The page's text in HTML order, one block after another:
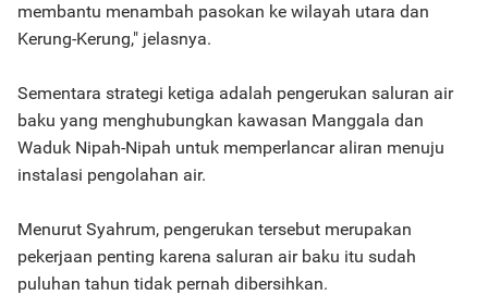
membantu menambah pasokan ke wilayah utara dan
Kerung-Kerung," jelasnya.
Sementara strategi ketiga adalah pengerukan saluran air
baku yang menghubungkan kawasan Manggala dan
Waduk Nipah-Nipah untuk memperlancar aliran menuju
instalasi pengolahan air.
Menurut Syahrum, pengerukan tersebut merupakan
pekerjaan penting karena saluran air baku itu sudah
puluhan tahun tidak pernah dibersihkan.